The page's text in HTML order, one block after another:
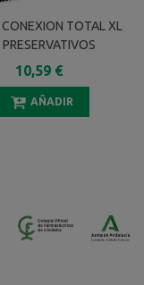
CONEXION TOTAL XL
10,59 €
AÑADIR